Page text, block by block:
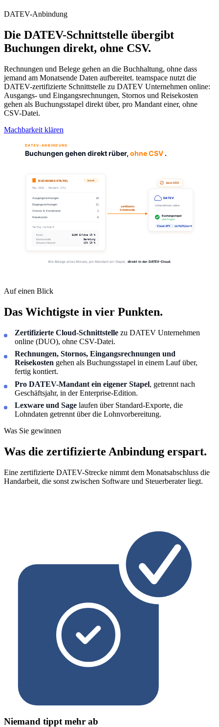
DATEV-Anbindung
Die DATEV-Schnittstelle übergibt
Buchungen direkt, ohne CSV.
Rechnungen und Belege gehen an die Buchhaltung, ohne dass
jemand am Monatsende Daten aufbereitet. teamspace nutzt die
DATEV-zertifizierte Schnittstelle zu DATEV Unternehmen online:
Ausgangs- und Eingangsrechnungen, Stornos und Reisekosten
gehen als Buchungsstapel direkt über, pro Mandant einer, ohne
CSV-Datei.
Machbarkeit klären
Auf einen Blick
Das Wichtigste in vier Punkten.
Zertifizierte Cloud-Schnittstelle zu DATEV Unternehmen
online (DUO), ohne CSV-Datei.
Rechnungen, Stornos, Eingangsrechnungen und
Reisekosten gehen als Buchungsstapel in einem Lauf über,
fertig kontiert.
Pro DATEV-Mandant ein eigener Stapel, getrennt nach
Geschäftsjahr, in der Enterprise-Edition.
Lexware und Sage laufen über Standard-Exporte, die
Lohndaten getrennt über die Lohnvorbereitung.
Was Sie gewinnen
Was die zertifizierte Anbindung erspart.
Eine zertifizierte DATEV-Strecke nimmt dem Monatsabschluss die
Handarbeit, die sonst zwischen Software und Steuerberater liegt.
Niemand tippt mehr ab